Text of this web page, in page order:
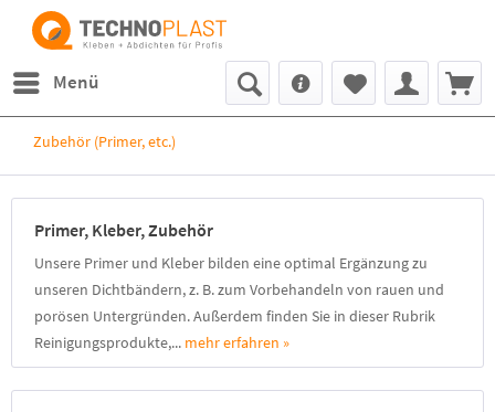
Menü
Zubehör (Primer, etc.)
Primer, Kleber, Zubehör
Unsere Primer und Kleber bilden eine optimal Ergänzung zu
unseren Dichtbändern, z. B. zum Vorbehandeln von rauen und
porösen Untergründen. Außerdem finden Sie in dieser Rubrik
Reinigungsprodukte,... mehr erfahren »